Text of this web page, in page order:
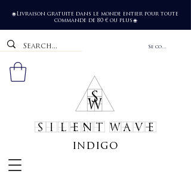
🌐 Livraison gratuite dans le monde entier pour toute
commande de 80 € ou plus 🌐
Se connecter
SILENT WAVE
indigo